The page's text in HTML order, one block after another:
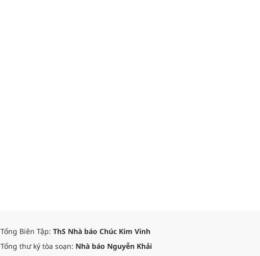
Tổng Biên Tập: ThS Nhà báo Chúc Kim Vinh
Tổng thư ký tòa soạn: Nhà báo Nguyễn Khải